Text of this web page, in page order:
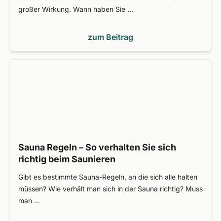
großer Wirkung. Wann haben Sie …
zum Beitrag
Sauna Regeln – So verhalten Sie sich
richtig beim Saunieren
Gibt es bestimmte Sauna-Regeln, an die sich alle halten
müssen? Wie verhält man sich in der Sauna richtig? Muss
man …